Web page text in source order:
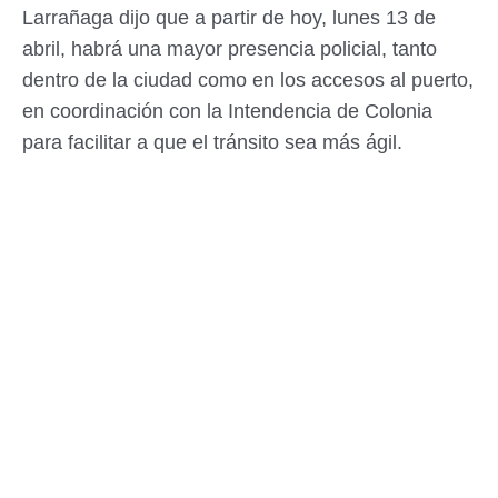
Larrañaga dijo que a partir de hoy, lunes 13 de
abril, habrá una mayor presencia policial, tanto
dentro de la ciudad como en los accesos al puerto,
en coordinación con la Intendencia de Colonia
para facilitar a que el tránsito sea más ágil.